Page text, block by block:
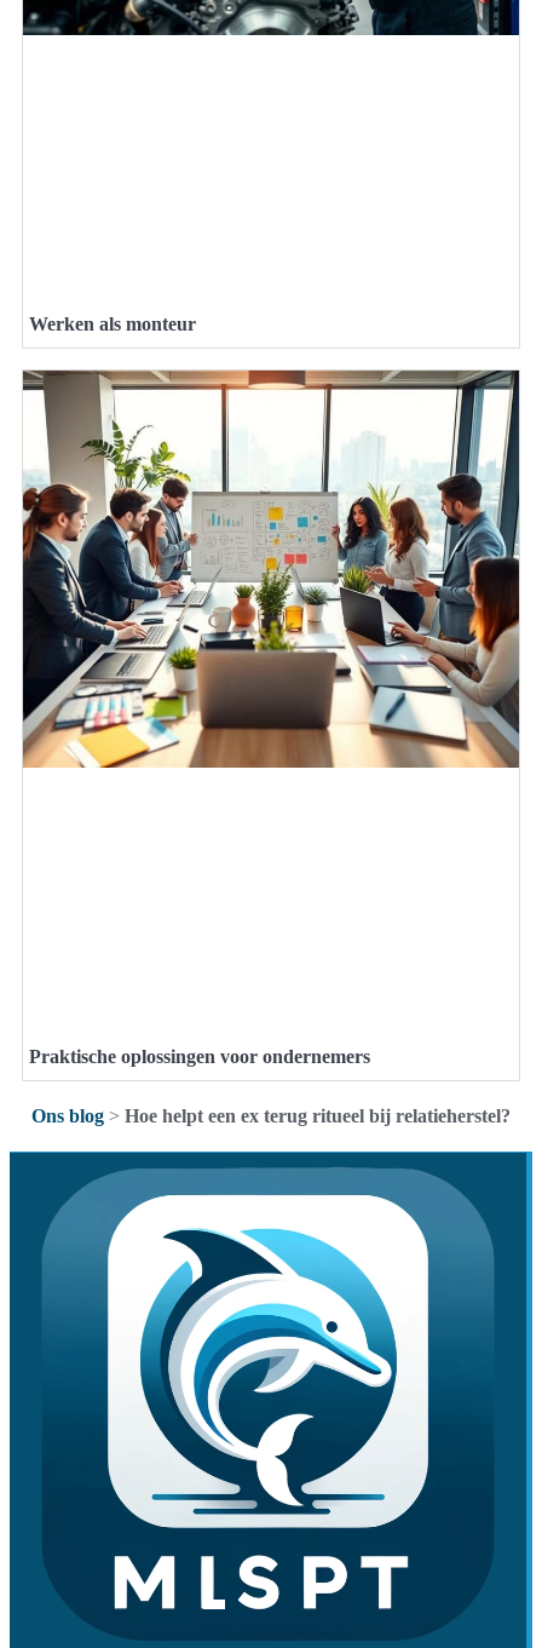
Werken als monteur
Praktische oplossingen voor ondernemers
Ons blog > Hoe helpt een ex terug ritueel bij relatieherstel?